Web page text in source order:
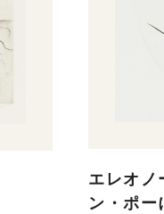
エレオ
ン・ポ